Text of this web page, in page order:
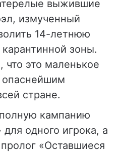
выжившие
измученный
14-летнюю
зоны.
что это маленькое
опаснейшим
стране.
кампанию
одного игрока, а
«Оставшиеся